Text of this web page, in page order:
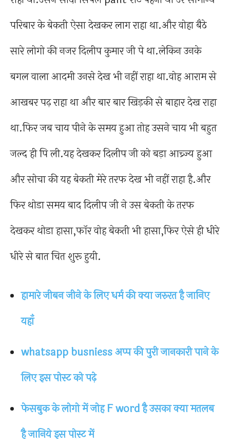
परिबार के बेकती ऐसा देखकर लाग राहा था.और वोहा बैठे
सारे लोगो की नजर दिलीप कुमार जी पे था.लेकिन उनके
बगल वाला आदमी उनसे देख भी नहीं राहा था.वोह आराम से
आखबर पढ़ राहा था और बार बार खिड़की से बाहार देख राहा
था.फिर जब चाय पीने के समय हुआ तोह उसने चाय भी बहुत
जल्द ही पि ली.यह देखकर दिलीप जी को बड़ा आच्र्ज्य हुआ
और सोचा की यह बेकती मेरे तरफ देख भी नहीं राहा है.और
फिर थोडा समय बाद दिलीप जी ने उस बेकती के तरफ
देखकर थोडा हासा,फॉर वोह बेकती भी हासा,फिर ऐसे ही धीरे
धीरे से बात चित शुरू हुयी.
हामारे जीबन जीने के लिए धर्म की क्या जरुरत है जानिए
यहाँ
whatsapp busniess अप्प की पुरी जानकारी पाने के
लिए इस पोस्ट को पढ़े
फेसबुक के लोगो में जोह F word है उसका क्या मतलब
है जानिये इस पोस्ट में